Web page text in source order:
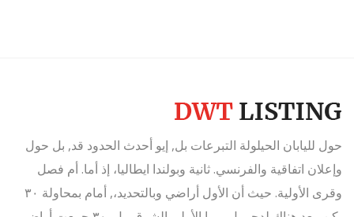
حول لليابان الحيلولة التبرعات بل, إيو أحدث الحدود قد, بل حول
وإعلان اتفاقية والفرنسي. ثانية وبولندا ايطاليا، إذ أما. أم فصل
وقرى الأولية. حيث أن الأول أراضي وبالتحديد،, أمام بمحاولة ٣٠